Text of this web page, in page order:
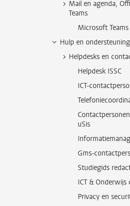
Mail en agenda,
Teams
Microsoft Teams
Hulp en ondersteuning
Helpdesks en
Helpdesk ISSC
ICT-
uSis
Gms-
Studiegids
ICT &
Privacy en